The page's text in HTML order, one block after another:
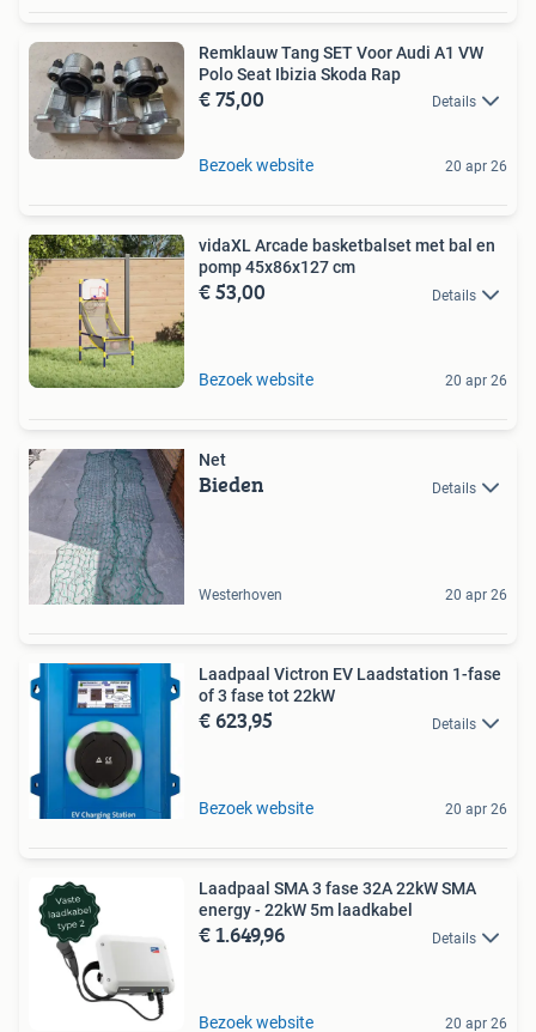
Remklauw Tang SET Voor Audi A1 VW
Polo Seat Ibizia Skoda Rap
€ 75,00 Details
Bezoek website 20 apr 26
vidaXL Arcade basketbalset met bal en
pomp 45x86x127 cm
€ 53,00 Details
Bezoek website 20 apr 26
Net
Bieden Details
Westerhoven 20 apr 26
Laadpaal Victron EV Laadstation 1-fase
of 3 fase tot 22kW
€ 623,95 Details
Bezoek website 20 apr 26
Laadpaal SMA 3 fase 32A 22kW SMA
energy - 22kW 5m laadkabel
€ 1.649,96 Details
Bezoek website 20 apr 26